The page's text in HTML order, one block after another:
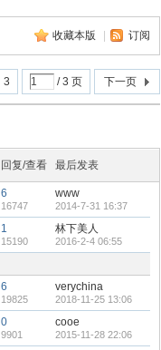
收藏本版 订阅
3 / 3 页 下一页
回复/查看 最后发表
6
16747
www
2014-7-31 16:37
1
15190
林下美人
2016-2-4 06:55
6
19825
verychina
2018-11-25 13:06
0
9901
cooe
2015-11-28 22:06